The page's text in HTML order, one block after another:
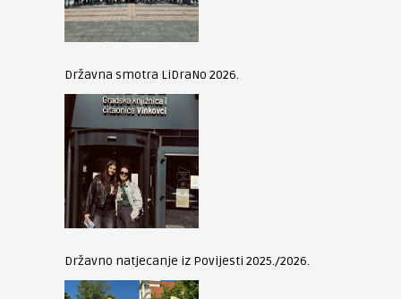
Državna smotra LiDraNo 2026.
Državno natjecanje iz Povijesti 2025./2026.